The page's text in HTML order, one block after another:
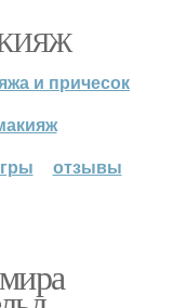
и причесок
отзывы